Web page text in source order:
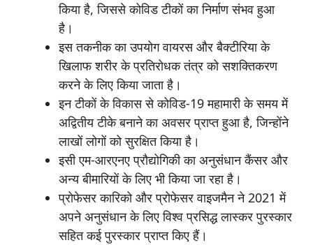
किया है, जिससे कोविड टीकों का निर्माण संभव हुआ
है।
इस तकनीक का उपयोग वायरस और बैक्टीरिया के
खिलाफ शरीर के प्रतिरोधक तंत्र को सशक्तिकरण
करने के लिए किया जाता है।
इन टीकों के विकास से कोविड-19 महामारी के समय में
अद्वितीय टीके बनाने का अवसर प्राप्त हुआ है, जिन्होंने
लाखों लोगों को सुरक्षित किया है।
इसी एम-आरएनए प्रौद्योगिकी का अनुसंधान कैंसर और
अन्य बीमारियों के लिए भी किया जा रहा है।
प्रोफेसर कारिको और प्रोफेसर वाइजमैन ने 2021 में
अपने अनुसंधान के लिए विश्व प्रसिद्ध लास्कर पुरस्कार
सहित कई पुरस्कार प्राप्त किए हैं।